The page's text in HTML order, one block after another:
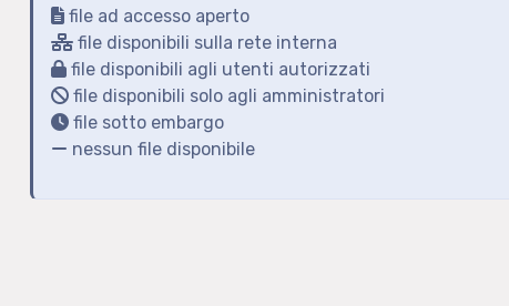
file ad accesso aperto
file disponibili sulla rete interna
file disponibili agli utenti autorizzati
file disponibili solo agli amministratori
file sotto embargo
nessun file disponibile